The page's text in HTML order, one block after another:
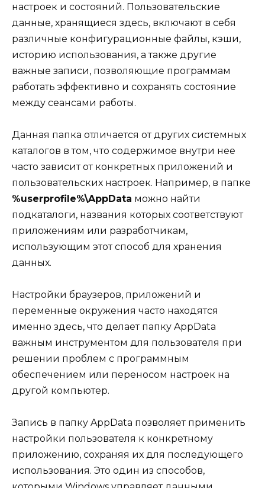
настроек и состояний. Пользовательские
данные, хранящиеся здесь, включают в себя
различные конфигурационные файлы, кэши,
историю использования, а также другие
важные записи, позволяющие программам
работать эффективно и сохранять состояние
между сеансами работы.
Данная папка отличается от других системных
каталогов в том, что содержимое внутри нее
часто зависит от конкретных приложений и
пользовательских настроек. Например, в папке
%userprofile%\AppData можно найти
подкаталоги, названия которых соответствуют
приложениям или разработчикам,
использующим этот способ для хранения
данных.
Настройки браузеров, приложений и
переменные окружения часто находятся
именно здесь, что делает папку AppData
важным инструментом для пользователя при
решении проблем с программным
обеспечением или переносом настроек на
другой компьютер.
Запись в папку AppData позволяет применить
настройки пользователя к конкретному
приложению, сохраняя их для последующего
использования. Это один из способов,